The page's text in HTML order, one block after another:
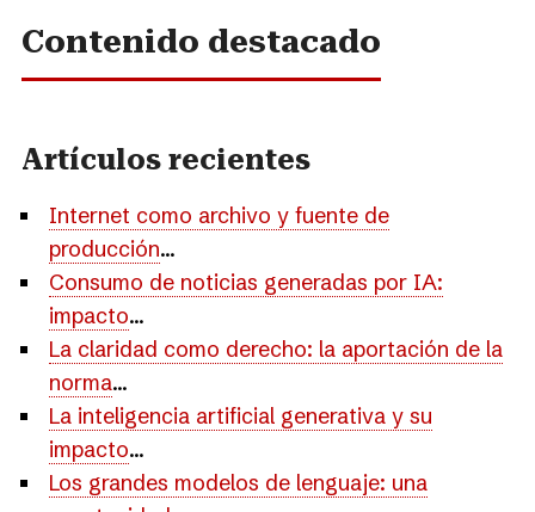
Contenido destacado
Artículos recientes
Internet como archivo y fuente de
producción...
Consumo de noticias generadas por IA:
impacto...
La claridad como derecho: la aportación de la
norma...
La inteligencia artificial generativa y su
impacto...
Los grandes modelos de lenguaje: una